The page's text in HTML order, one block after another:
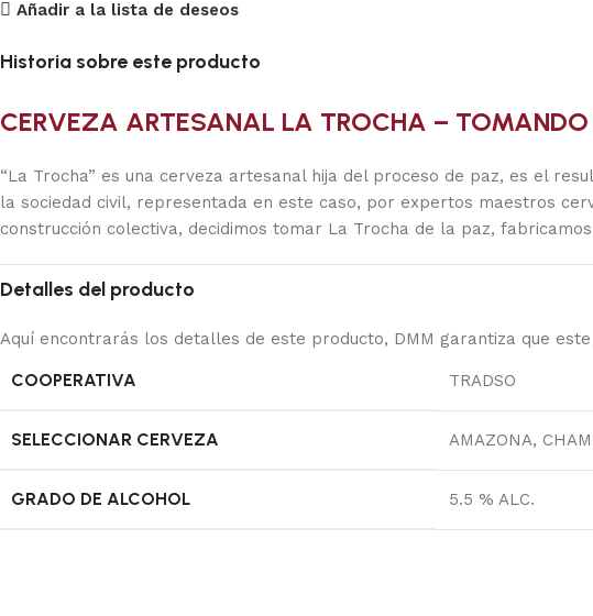
Añadir a la lista de deseos
Historia sobre este producto
CERVEZA ARTESANAL LA TROCHA –
“La Trocha” es una cerveza artesanal hija del proceso de paz, es el
la sociedad civil, representada en este caso, por expertos maestros
construcción colectiva, decidimos tomar La Trocha de la paz,
Detalles del producto
Aquí encontrarás los detalles de este producto, DMM garantiza que
COOPERATIVA TRADSO
SELECCIONAR CERVEZA AMAZONA,
GRADO DE ALCOHOL 5.5 % ALC.